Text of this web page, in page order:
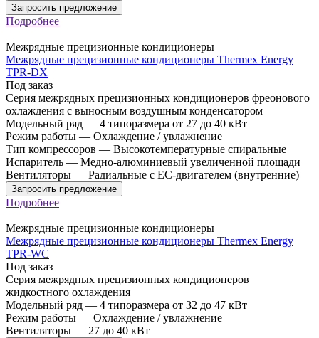
Запросить предложение
Подробнее
Межрядные прецизионные кондиционеры
Межрядные прецизионные кондиционеры Thermex Energy
TPR-DX
Под заказ
Серия межрядных прецизионных кондиционеров фреонового
охлаждения с выносным воздушным конденсатором
Модельный ряд — 4 типоразмера от 27 до 40 кВт
Режим работы — Охлаждение / увлажнение
Тип компрессоров — Высокотемпературные спиральные
Испаритель — Медно-алюминиевый увеличенной площади
Вентиляторы — Радиальные с EC-двигателем (внутренние)
Запросить предложение
Подробнее
Межрядные прецизионные кондиционеры
Межрядные прецизионные кондиционеры Thermex Energy
TPR-WC
Под заказ
Серия межрядных прецизионных кондиционеров
жидкостного охлаждения
Модельный ряд — 4 типоразмера от 32 до 47 кВт
Режим работы — Охлаждение / увлажнение
Вентиляторы — 27 до 40 кВт